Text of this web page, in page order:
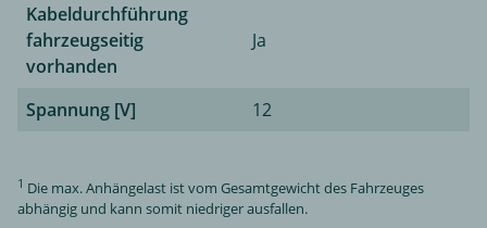
Kabeldurchführung
fahrzeugseitig
vorhanden
Ja
Spannung [V] 12
1 Die max. Anhängelast ist vom Gesamtgewicht des Fahrzeuges
abhängig und kann somit niedriger ausfallen.